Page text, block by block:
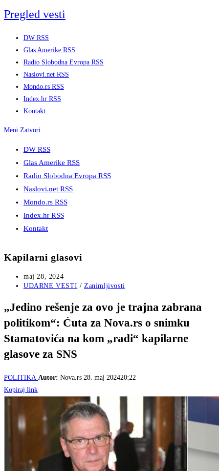
Skip
to
Pregled vesti
DW RSS
Glas Amerike RSS
Radio Slobodna Evropa RSS
Naslovi.net RSS
Mondo.rs RSS
Index.hr RSS
Kontakt
Meni Zatvori
DW RSS
Glas Amerike RSS
Radio Slobodna Evropa RSS
Naslovi.net RSS
Mondo.rs RSS
Index.hr RSS
Kontakt
Kapilarni glasovi
Post
published:
maj 28, 2024
Post
UDARNE VESTI / Zanimljivosti
„Jedino rešenje za ovo je trajna zabrana
politikom“: Ćuta za Nova.rs o snimku
Stamatovića na kom „radi“ kapilarne
glasove za SNS
POLITIKA Autor: Nova.rs 28. maj 202420:22
Kopiraj link